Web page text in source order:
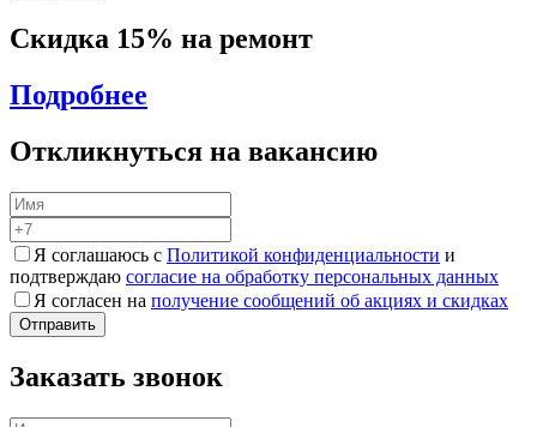
Скидка 15% на ремонт
Подробнее
Откликнуться на вакансию
Я соглашаюсь с Политикой конфиденциальности и
подтверждаю согласие на обработку персональных данных
Я согласен на получение сообщений об акциях и скидках
Заказать звонок